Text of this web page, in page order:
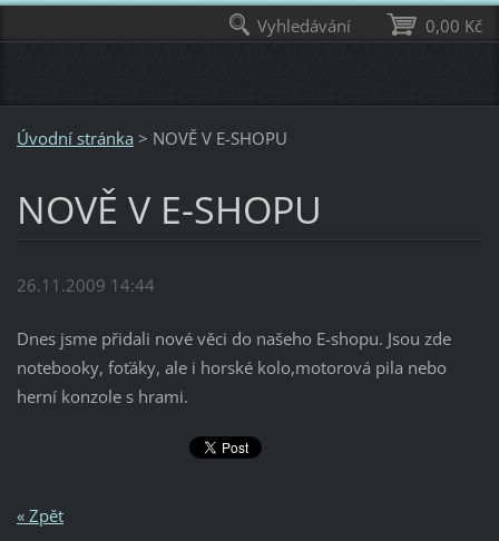
Úvodní stránka > NOVĚ V E-SHOPU
NOVĚ V E-SHOPU
26.11.2009 14:44
Dnes jsme přidali nové věci do našeho E-shopu. Jsou zde
notebooky, foťáky, ale i horské kolo,motorová pila nebo
herní konzole s hrami.
« Zpět
0,00 Kč
Vyhledávání